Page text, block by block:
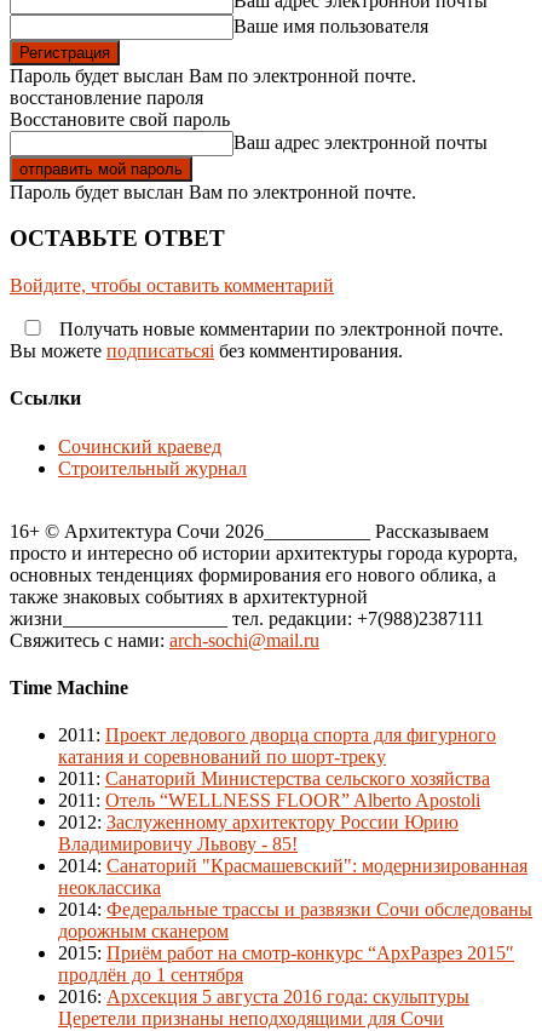
Ваше имя пользователя
Пароль будет выслан Вам по электронной почте.
восстановление пароля
Восстановите свой пароль
Ваш адрес электронной почты
Пароль будет выслан Вам по электронной почте.
ОСТАВЬТЕ ОТВЕТ
Войдите, чтобы оставить комментарий
Получать новые комментарии по электронной почте.
Вы можете подписатьсяi без комментирования.
Ссылки
Сочинский краевед
Строительный журнал
16+ © Архитектура Сочи 2026___________ Рассказываем
просто и интересно об истории архитектуры города курорта,
основных тенденциях формирования его нового облика, а
также знаковых событиях в архитектурной
жизни_________________ тел. редакции: +7(988)2387111
Свяжитесь с нами: arch-sochi@mail.ru
Time Machine
2011 : Проект ледового дворца спорта для фигурного
катания и соревнований по шорт-треку
2011 : Санаторий Министерства сельского хозяйства
2011 : Отель “WELLNESS FLOOR” Alberto Apostoli
2012: Заслуженному архитектору России Юрию
Владимировичу Львову - 85!
2014: Санаторий "Красмашевский": модернизированная
неоклассика
2014: Федеральные трассы и развязки Сочи обследованы
дорожным сканером
2015: Приём работ на смотр-конкурс “АрхРазрез 2015″
продлён до 1 сентября
2016: Архсекция 5 августа 2016 года: скульптуры
Церетели признаны неподходящими для Сочи